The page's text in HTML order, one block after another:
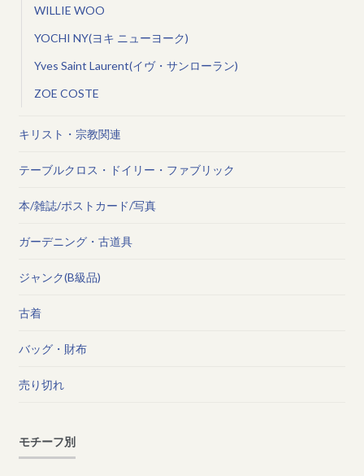
WILLIE WOO
YOCHI NY(ヨキ ニューヨーク)
Yves Saint Laurent(イヴ・サンローラン)
ZOE COSTE
キリスト・宗教関連
テーブルクロス・ドイリー・ファブリック
本/雑誌/ポストカード/写真
ガーデニング・古道具
ジャンク(B級品)
古着
バッグ・財布
売り切れ
モチーフ別